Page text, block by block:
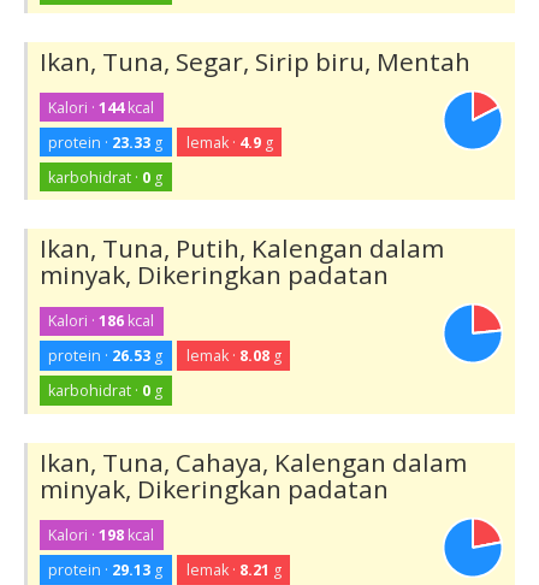
Ikan, Tuna, Segar, Sirip biru, Mentah
Kalori ·144kcal
protein · 23.33 g lemak · 4.9g
karbohidrat · 0 g
Ikan, Tuna, Putih, Kalengan dalam
minyak, Dikeringkan padatan
Kalori ·186 kcal
protein · 26.53 g lemak · 8.08g
karbohidrat · 0 g
Ikan, Tuna, Cahaya, Kalengan dalam
minyak, Dikeringkan padatan
Kalori ·198 kcal
protein · 29.13 g lemak · 8.21 g